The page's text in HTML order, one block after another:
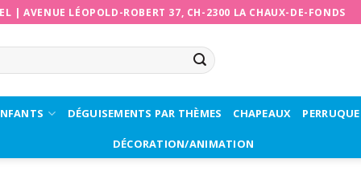
|AVENUE LÉOPOLD-ROBERT 37, CH-2300 LA CHAUX-DE-FONDS
DÉGUISEMENTS PAR THÈMES CHAPEAUX
DÉCORATION/ANIMATION